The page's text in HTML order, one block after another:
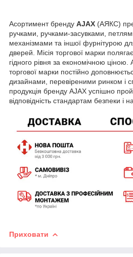
Асортимент бренду AJAX (АЯКС)
ручками, ручками-засувками,
механізмами та іншої фурнітурою
дверей. Місія торгової марки
гідного рівня за економічною
торгової марки постійно
дизайнами, перевіреними ринком і
продукція бренду AJAX успішно
відповідність стандартам безпеки і
Приховати